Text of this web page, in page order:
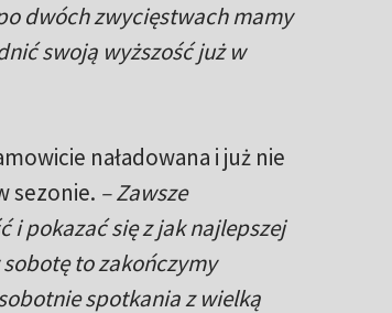
dwóch zwycięstwach mamy
swoją wyższość już w
naładowana i już nie
sezonie. – Zawsze
i pokazać się z jak najlepszej
to zakończymy
spotkania z wielką